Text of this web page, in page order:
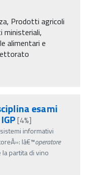
Prodotti agricoli
ministeriali,
alimentari e
esami
[4%]
informativi
lâ€™operatore
partita di vino